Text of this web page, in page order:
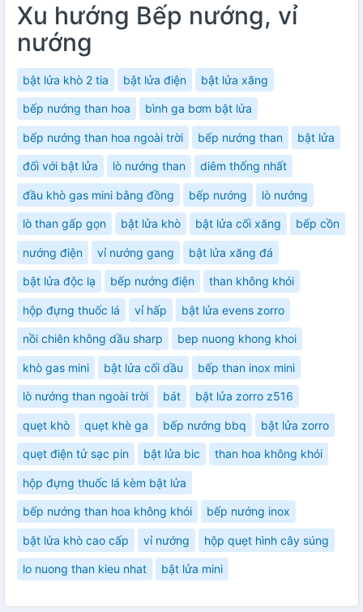
Xu hướng Bếp nướng, vỉ
nướng
bật lửa khò 2 tia bật lửa điện bật lửa xăng
bếp nướng than hoa bình ga bơm bật lửa
bếp nướng than hoa ngoài trời bếp nướng than bật lửa
đối với bật lửa lò nướng than diêm thống nhất
đầu khò gas mini bằng đồng bếp nướng lò nướng
lò than gấp gọn bật lửa khò bật lửa cối xăng bếp cồn
nướng điện vỉ nướng gang bật lửa xăng đá
bật lửa độc lạ bếp nướng điện than không khói
hộp đựng thuốc lá vỉ hấp bật lửa evens zorro
nồi chiên không dầu sharp bep nuong khong khoi
khò gas mini bật lửa cối dầu bếp than inox mini
lò nướng than ngoài trời bát bật lửa zorro z516
quẹt khò quẹt khè ga bếp nướng bbq bật lửa zorro
quẹt điện tử sạc pin bật lửa bic than hoa không khói
hộp đựng thuốc lá kèm bật lửa
bếp nướng than hoa không khói bếp nướng inox
bật lửa khò cao cấp vỉ nướng hộp quẹt hình cây súng
lo nuong than kieu nhat bật lửa mini